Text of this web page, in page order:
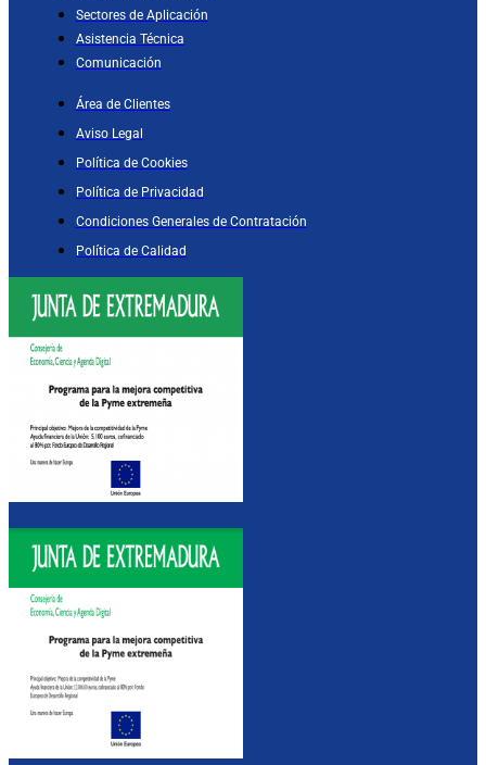
Sectores de Aplicación
Asistencia Técnica
Comunicación
Área de Clientes
Aviso Legal
Política de Cookies
Política de Privacidad
Condiciones Generales de Contratación
Política de Calidad